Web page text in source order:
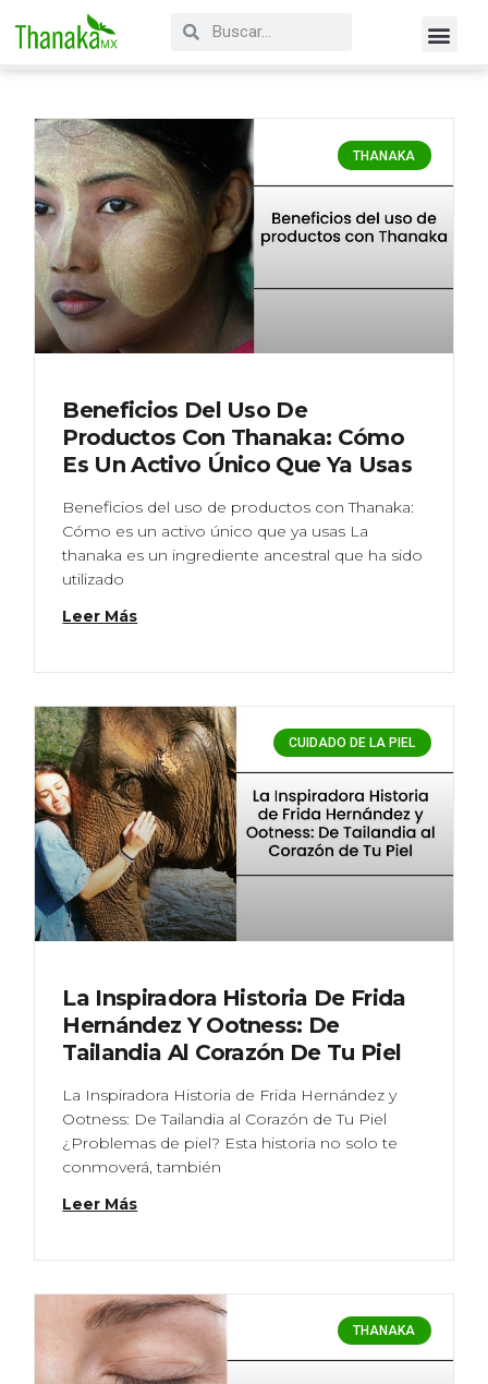
THANAKA
Beneficios Del Uso De
Productos Con Thanaka: Cómo
Es Un Activo Único Que Ya Usas
Beneficios del uso de productos con Thanaka:
Cómo es un activo único que ya usas La
thanaka es un ingrediente ancestral que ha sido
utilizado
Leer Más
CUIDADO DE LA PIEL
La Inspiradora Historia De Frida
Hernández Y Ootness: De
Tailandia Al Corazón De Tu Piel
La Inspiradora Historia de Frida Hernández y
Ootness: De Tailandia al Corazón de Tu Piel
¿Problemas de piel? Esta historia no solo te
conmoverá, también
Leer Más
THANAKA